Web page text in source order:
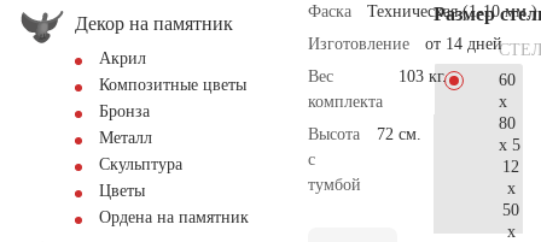
Декор на памятник
Акрил
Композитные цветы
Бронза
Металл
Скульптура
Цветы
Ордена на памятник
Фаска
Техническая (1-10 мм.)
Изготовление
от 14 дней
Вес
комплекта
103 кг.
Высота
с
тумбой
72 см.
Размер
60
x
80
x 5
12
x
50
x